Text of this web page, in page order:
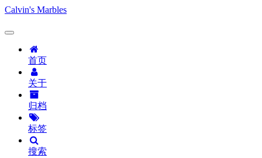
Calvin's Marbles
首页
关于
归档
标签
搜索